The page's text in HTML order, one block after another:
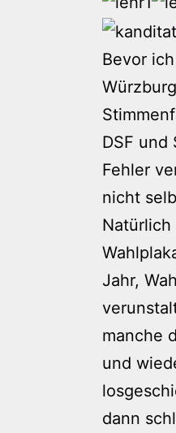
Bevor
DSF und
Fehler
nicht
Jahr,
manche
und
dann